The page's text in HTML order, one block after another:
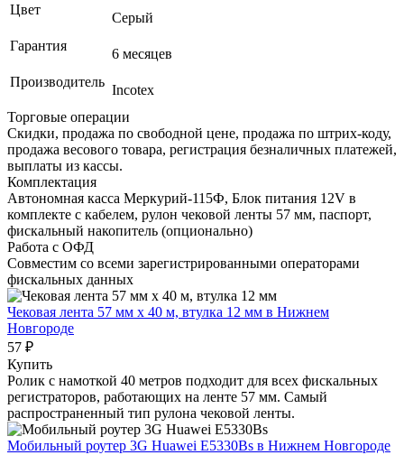
Цвет
Серый
Гарантия
6 месяцев
Производитель
Incotex
Торговые операции
Скидки, продажа по свободной цене, продажа по штрих-коду,
продажа весового товара, регистрация безналичных платежей,
выплаты из кассы.
Комплектация
Автономная касса Меркурий-115Ф, Блок питания 12V в
комплекте с кабелем, рулон чековой ленты 57 мм, паспорт,
фискальный накопитель (опционально)
Работа с ОФД
Совместим со всеми зарегистрированными операторами
фискальных данных
Чековая лента 57 мм x 40 м, втулка 12 мм в Нижнем
Новгороде
57 ₽
Купить
Ролик с намоткой 40 метров подходит для всех фискальных
регистраторов, работающих на ленте 57 мм. Самый
распространенный тип рулона чековой ленты.
Мобильный роутер 3G Huawei E5330Bs в Нижнем Новгороде